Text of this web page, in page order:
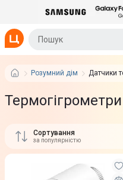
Розумний дім Датчики
Термогігрометри
Сортування
за популярністю